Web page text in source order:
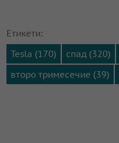
Етикети:
Tesla (170)
спад (320)
второ тримесечие (39)